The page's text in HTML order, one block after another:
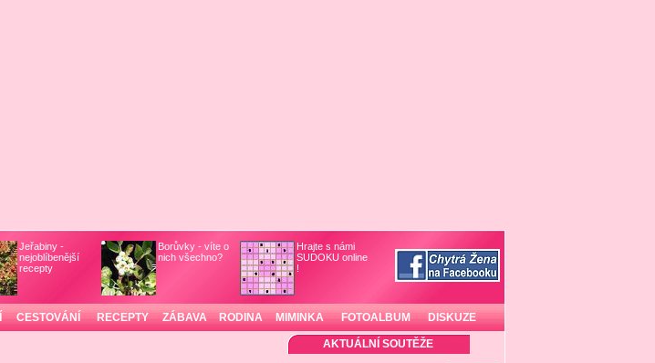
Jeřabiny -
nejoblíbenější
recepty
Borůvky - víte o
nich všechno?
Hrajte s námi
SUDOKU online
!
CESTOVÁNÍ RECEPTY ZÁBAVA RODINA MIMINKA FOTOALBUM DISKUZE
AKTUÁLNÍ SOUTĚŽE